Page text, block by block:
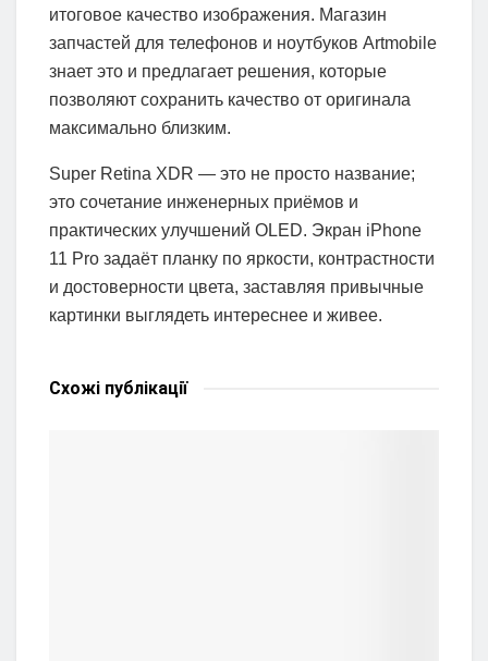
итоговое качество изображения. Магазин
запчастей для телефонов и ноутбуков Artmobile
знает это и предлагает решения, которые
позволяют сохранить качество от оригинала
максимально близким.
Super Retina XDR — это не просто название;
это сочетание инженерных приёмов и
практических улучшений OLED. Экран iPhone
11 Pro задаёт планку по яркости, контрастности
и достоверности цвета, заставляя привычные
картинки выглядеть интереснее и живее.
Схожі публікації